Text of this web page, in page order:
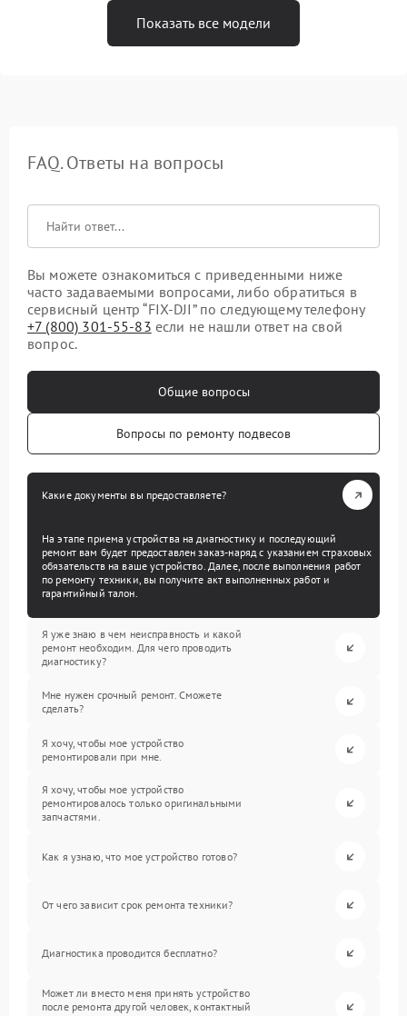
Показать все модели
FAQ. Ответы на вопросы
Вы можете ознакомиться с приведенными ниже
часто задаваемыми вопросами, либо обратиться в
сервисный центр “FIX-DJI” по следующему телефону
+7 (800) 301-55-83 если не нашли ответ на свой
вопрос.
Общие вопросы
Вопросы по ремонту подвесов
Какие документы вы предоставляете?
На этапе приема устройства на диагностику и последующий
ремонт вам будет предоставлен заказ-наряд с указанием страховых
обязательств на ваше устройство. Далее, после выполнения работ
по ремонту техники, вы получите акт выполненных работ и
гарантийный талон.
Я уже знаю в чем неисправность и какой
ремонт необходим. Для чего проводить
диагностику?
Мне нужен срочный ремонт. Сможете
сделать?
Я хочу, чтобы мое устройство
ремонтировали при мне.
Я хочу, чтобы мое устройство
ремонтировалось только оригинальными
запчастями.
Как я узнаю, что мое устройство готово?
От чего зависит срок ремонта техники?
Диагностика проводится бесплатно?
Может ли вместо меня принять устройство
после ремонта другой человек, контактный